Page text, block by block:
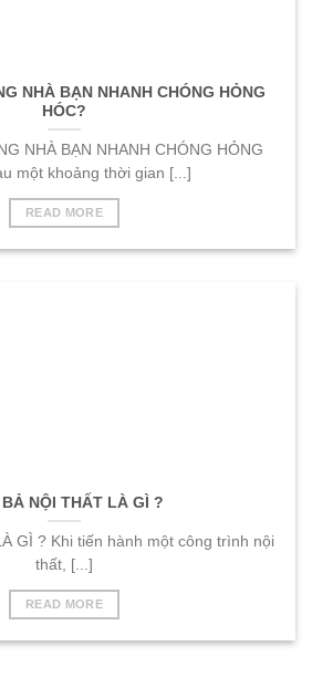
NHÀ BẠN NHANH CHÓNG HỎNG
HÓC?
NHÀ BẠN NHANH CHÓNG HỎNG
một khoảng thời gian [...]
READ MORE
BẢ NỘI THẤT LÀ GÌ ?
GÌ ? Khi tiến hành một công trình nội
thất, [...]
READ MORE